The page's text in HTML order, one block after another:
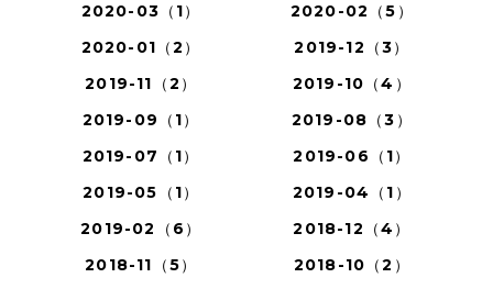
2020-03（1）
2020-02（5）
2020-01（2）
2019-12（3）
2019-11（2）
2019-10（4）
2019-09（1）
2019-08（3）
2019-07（1）
2019-06（1）
2019-05（1）
2019-04（1）
2019-02（6）
2018-12（4）
2018-11（5）
2018-10（2）